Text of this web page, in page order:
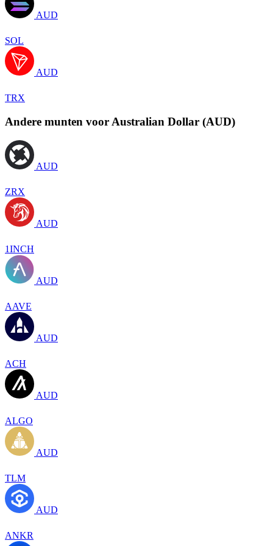
AUD
SOL
AUD
TRX
Andere munten voor Australian Dollar (AUD)
AUD
ZRX
AUD
1INCH
AUD
AAVE
AUD
ACH
AUD
ALGO
AUD
TLM
AUD
ANKR